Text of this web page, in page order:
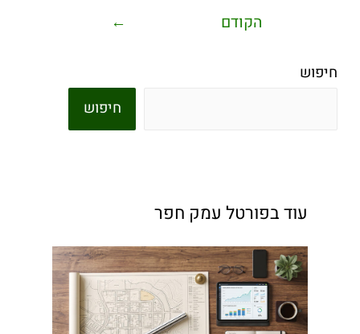
הקודם
←
חיפוש
חיפוש
עוד בפורטל עמק חפר